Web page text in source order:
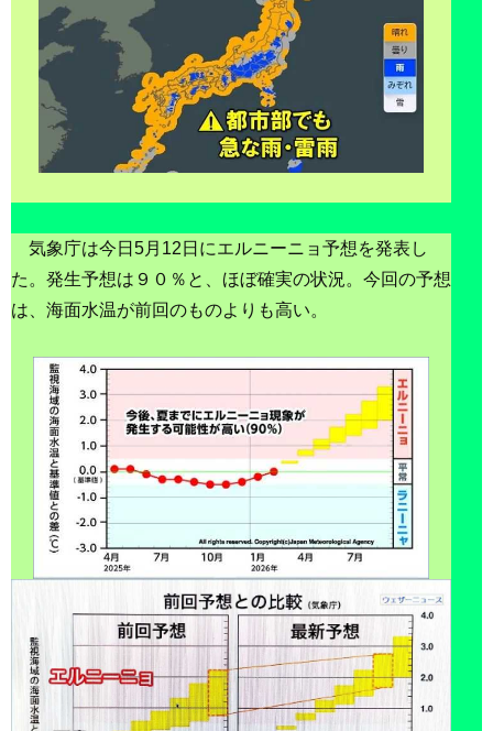
気象庁は今日5月12日にエルニーニョ予想を発表し
た。発生予想は９０％と、ほぼ確実の状況。今回の予想
は、海面水温が前回のものよりも高い。